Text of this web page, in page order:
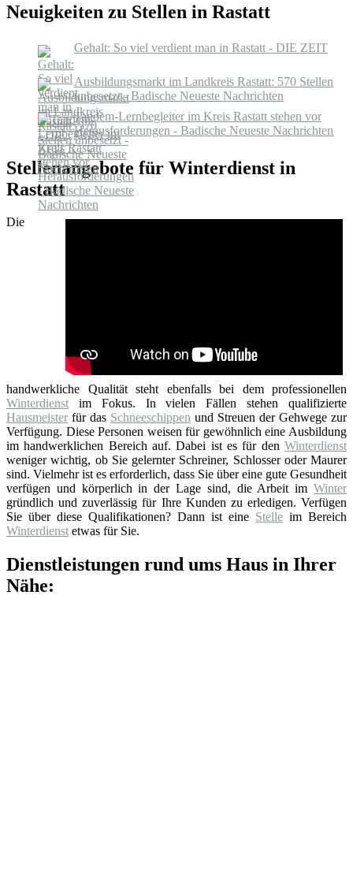
Neuigkeiten zu Stellen in Rastatt
Gehalt: So viel verdient man in Rastatt - DIE ZEIT
Ausbildungsmarkt im Landkreis Rastatt: 570 Stellen
unbesetzt - Badische Neueste Nachrichten
Tandem-Lernbegleiter im Kreis Rastatt stehen vor
Herausforderungen - Badische Neueste Nachrichten
Stellenangebote für Winterdienst in
Rastatt
Die
handwerkliche Qualität steht ebenfalls bei dem professionellen
Winterdienst im Fokus. In vielen Fällen stehen qualifizierte
Hausmeister für das Schneeschippen und Streuen der Gehwege zur
Verfügung. Diese Personen weisen für gewöhnlich eine Ausbildung
im handwerklichen Bereich auf. Dabei ist es für den Winterdienst
weniger wichtig, ob Sie gelernter Schreiner, Schlosser oder Maurer
sind. Vielmehr ist es erforderlich, dass Sie über eine gute Gesundheit
verfügen und körperlich in der Lage sind, die Arbeit im Winter
gründlich und zuverlässig für Ihre Kunden zu erledigen. Verfügen
Sie über diese Qualifikationen? Dann ist eine Stelle im Bereich
Winterdienst etwas für Sie.
Dienstleistungen rund ums Haus in Ihrer
Nähe: